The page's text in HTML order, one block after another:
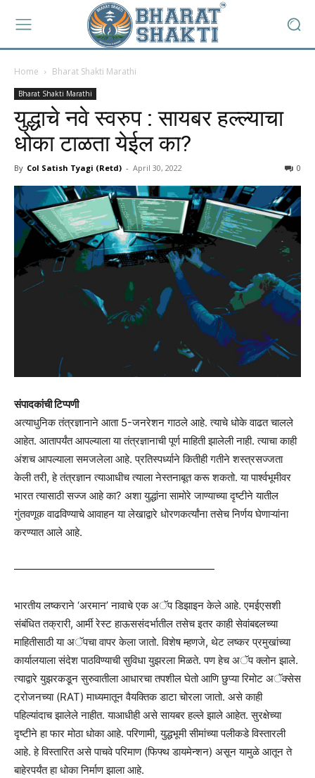
Home Bharat Shakti Marathi
Bharat Shakti Marathi
युद्धाचे नवे स्वरुप : सायबर हल्ल्याचा
धोका टाळता येईल का?
By Col Satish Tyagi (Retd) - April 30, 2022 0
संपादकांची टिप्पणी
अत्याधुनिक तंत्रज्ञानाने आता 5-जनरेशन गाठले आहे. त्याचे धोके वाढत चालले
आहेत. आतापर्यंत आपल्याला या तंत्रज्ञानाची पूर्ण माहिती झालेली नाही. त्याचा काही
अंशच आपल्याला समजलेला आहे. प्रतिस्पर्ध्याने कितीही गतीने शस्त्रसज्जता
केली तरी, हे तंत्रज्ञान त्याआधीच त्याला नेस्तनाबूत करू शकतो. या पार्श्वभूमीवर
भारत त्यासाठी सज्ज आहे का? अशा युद्धांना सामोरे जाण्याच्या दृष्टीने यातील
गुंतवणूक वाढविण्याचे आवाहन या लेखाद्वारे धोरणकर्त्यांना तसेच निर्णय घेणाऱ्यांना
करण्यात आले आहे.
———————————————————
भारतीय लष्कराने ‘अरमान’ नावाचे एक अॅप डिझाइन केले आहे. एमईएसशी
संबंधित तक्रारी, आर्मी रेस्ट हाऊससंदर्भातील तसेच इतर काही सेवांबद्दलच्या
माहितीसाठी या अॅपचा वापर केला जातो. विशेष म्हणजे, थेट लष्कर प्रमुखांच्या
कार्यालयाला संदेश पाठविण्याची सुविधा युझरला मिळते. पण हेच अॅप क्लोन झाले.
त्याद्वारे युझरकडून सुरुवातीला आधारचा तपशील घेतो आणि छुप्या रिमोट अॅक्सेस
ट्रोजनच्या (RAT) माध्यमातून वैयक्तिक डाटा चोरला जातो. असे काही
पहिल्यांदाच झालेले नाहीत. याआधीही असे सायबर हल्ले झाले आहेत. सुरक्षेच्या
दृष्टीने हा फार मोठा धोका आहे. परिणामी, युद्धभूमी सीमांच्या पलीकडे विस्तारली
आहे. हे विस्तारित असे पाचवे परिमाण (फिफ्थ डायमेन्शन) असून यामुळे आतून ते
बाहेरपर्यंत हा धोका निर्माण झाला आहे.